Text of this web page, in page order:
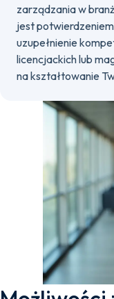
zarządzania w
jest
uzupełnienie
licencjackich lub
na kształtowanie